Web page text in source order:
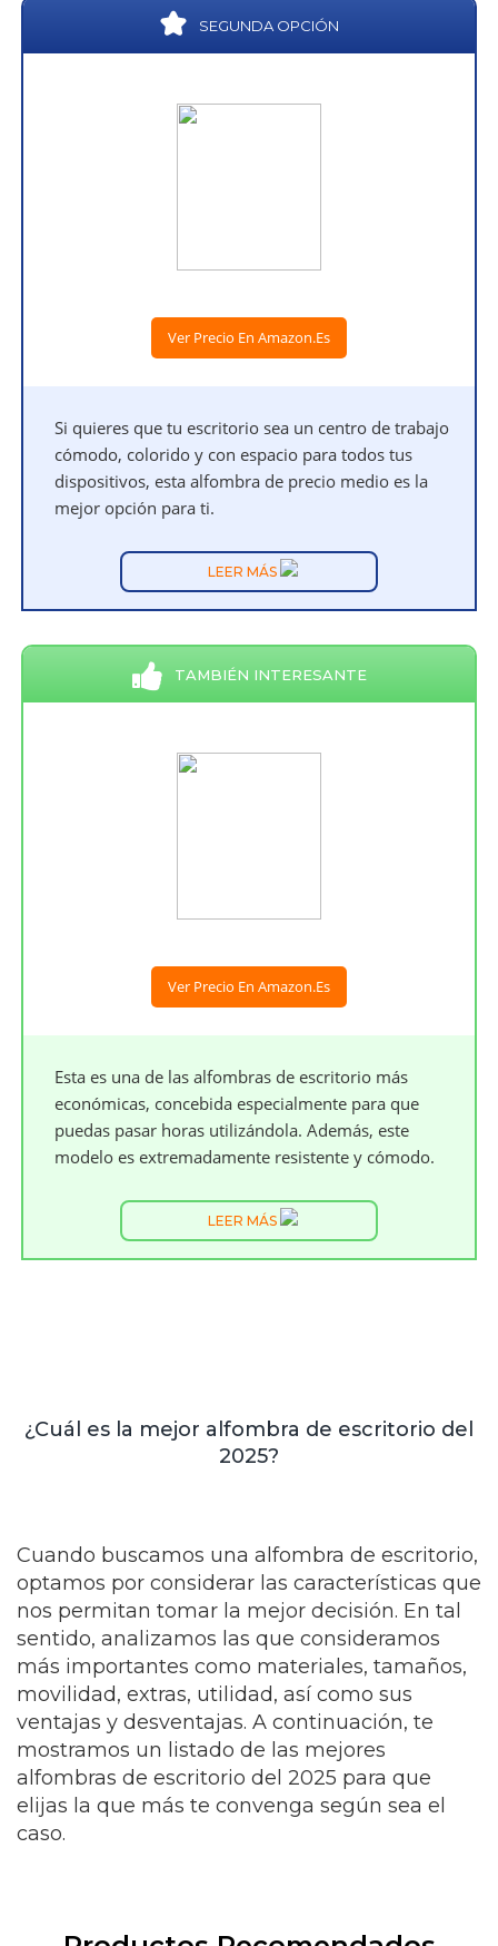
SEGUNDA OPCIÓN
Ver Precio En Amazon.es
Si quieres que tu escritorio sea un centro de trabajo
cómodo, colorido y con espacio para todos tus
dispositivos, esta alfombra de precio medio es la
mejor opción para ti.
LEER MÁS
TAMBIÉN INTERESANTE
Ver Precio En Amazon.es
Esta es una de las alfombras de escritorio más
económicas, concebida especialmente para que
puedas pasar horas utilizándola. Además, este
modelo es extremadamente resistente y cómodo.
LEER MÁS
¿Cuál es la mejor alfombra de escritorio del
2025?
Cuando buscamos una alfombra de escritorio,
optamos por considerar las características que
nos permitan tomar la mejor decisión. En tal
sentido, analizamos las que consideramos
más importantes como materiales, tamaños,
movilidad, extras, utilidad, así como sus
ventajas y desventajas. A continuación, te
mostramos un listado de las mejores
alfombras de escritorio del 2025 para que
elijas la que más te convenga según sea el
caso.